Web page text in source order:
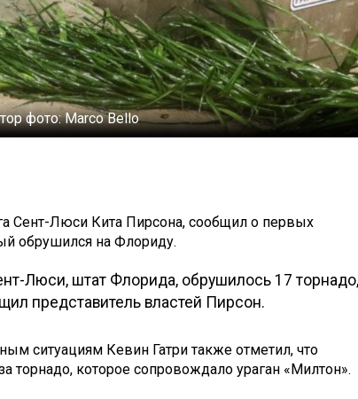
фото:Marco Bello
Сент-Люси Кита Пирсона, сообщил о первых
обрушился на Флориду.
Люси, штат Флорида, обрушилось 17 торнадо,
представитель властей Пирсон.
ситуациям Кевин Гатри также отметил, что
торнадо, которое сопровождало ураган «Милтон».